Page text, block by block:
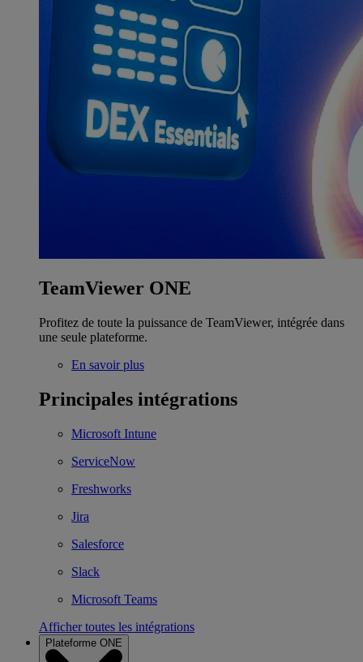
TeamViewer ONE
Profitez de toute la puissance de TeamViewer, intégrée dans
une seule plateforme.
En savoir plus
Principales intégrations
Microsoft Intune
ServiceNow
Freshworks
Jira
Salesforce
Slack
Microsoft Teams
Afficher toutes les intégrations
Plateforme ONE